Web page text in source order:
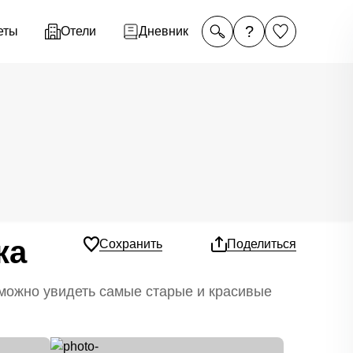
Отели Дневник ?
Сохранить Поделиться
увидеть самые старые и красивые